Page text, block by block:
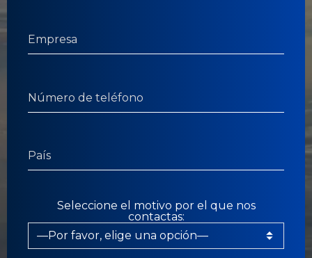
Seleccione el motivo por el que nos
contactas: